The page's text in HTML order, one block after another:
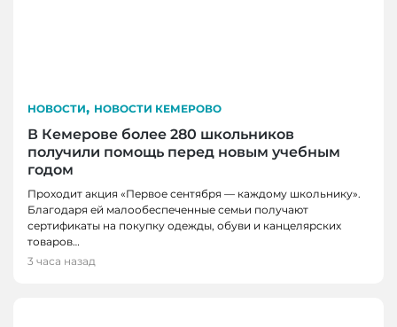
НОВОСТИ, НОВОСТИ КЕМЕРОВО
В Кемерове более 280 школьников
получили помощь перед новым учебным
годом
Проходит акция «Первое сентября — каждому школьнику».
Благодаря ей малообеспеченные семьи получают
сертификаты на покупку одежды, обуви и канцелярских
товаров…
3 часа назад